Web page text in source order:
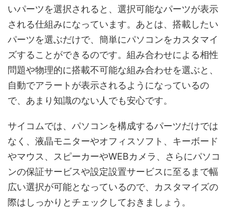
いパーツを選択されると、選択可能なパーツが表示
される仕組みになっています。あとは、搭載したい
パーツを選ぶだけで、簡単にパソコンをカスタマイ
ズすることができるのです。組み合わせによる相性
問題や物理的に搭載不可能な組み合わせを選ぶと、
自動でアラートが表示されるようになっているの
で、あまり知識のない人でも安心です。
サイコムでは、パソコンを構成するパーツだけでは
なく、液晶モニターやオフィスソフト、キーボード
やマウス、スピーカーやWEBカメラ、さらにパソコ
ンの保証サービスや設定設置サービスに至るまで幅
広い選択が可能となっているので、カスタマイズの
際はしっかりとチェックしておきましょう。